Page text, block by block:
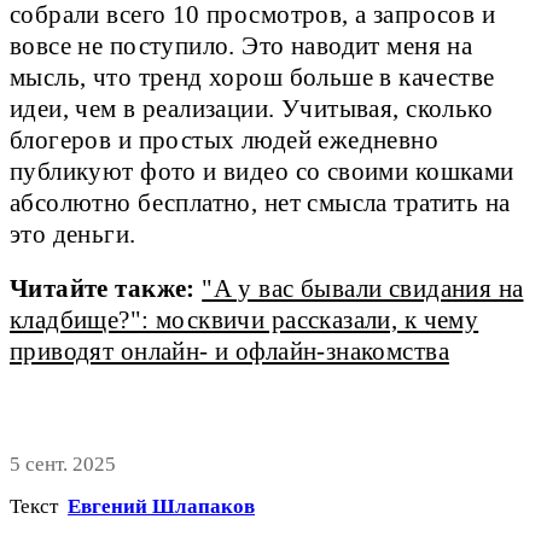
собрали всего 10 просмотров, а запросов и
вовсе не поступило. Это наводит меня на
мысль, что тренд хорош больше в качестве
идеи, чем в реализации. Учитывая, сколько
блогеров и простых людей ежедневно
публикуют фото и видео со своими кошками
абсолютно бесплатно, нет смысла тратить на
это деньги.
Читайте также: "А у вас бывали свидания на
кладбище?": москвичи рассказали, к чему
приводят онлайн- и офлайн-знакомства
5 сент. 2025
Текст Евгений Шлапаков